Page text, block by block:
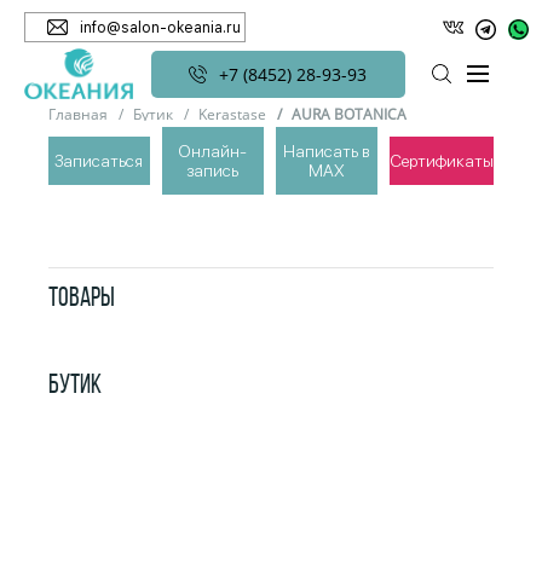
info@salon-okeania.ru
+7 (8452) 28-93-93
Записаться
Онлайн-
запись
Написать в
MAX
Сертификаты
БУТИК
Главная Бутик Kerastase AURA BOTANICA
AURA BOTANICA
ТОВАРЫ